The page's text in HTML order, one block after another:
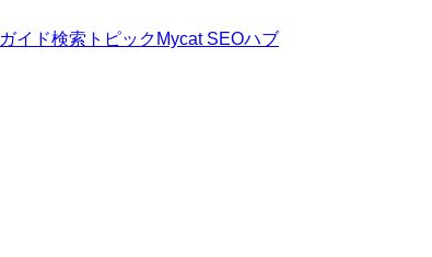
ガイド検索トピック Mycat SEOハブ